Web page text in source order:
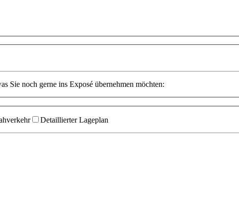
Sie noch gerne ins Exposé übernehmen möchten:
Detaillierter Lageplan